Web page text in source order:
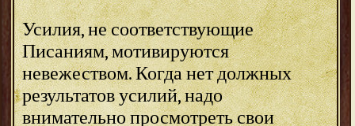
Усилия, не соответствующие
Писаниям, мотивируются
невежеством. Когда нет должных
результатов усилий, надо
внимательно просмотреть свои